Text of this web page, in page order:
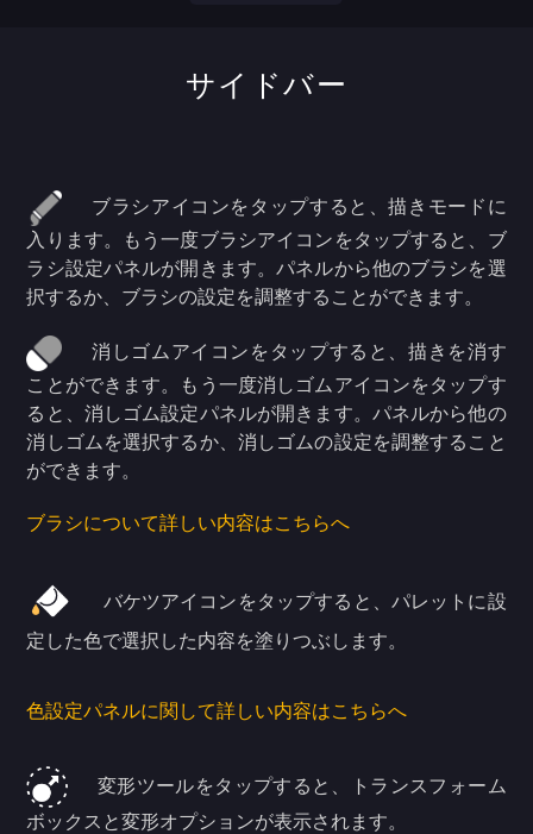
サイドバー
ブラシアイコンをタップすると、描きモードに
入ります。もう一度ブラシアイコンをタップすると、ブ
ラシ設定パネルが開きます。パネルから他のブラシを選
択するか、ブラシの設定を調整することができます。
消しゴムアイコンをタップすると、描きを消す
ことができます。もう一度消しゴムアイコンをタップす
ると、消しゴム設定パネルが開きます。パネルから他の
消しゴムを選択するか、消しゴムの設定を調整すること
ができます。
ブラシについて詳しい内容はこちらへ
バケツアイコンをタップすると、パレットに設
定した色で選択した内容を塗りつぶします。
色設定パネルに関して詳しい内容はこちらへ
変形ツールをタップすると、トランスフォーム
ボックスと変形オプションが表示されます。